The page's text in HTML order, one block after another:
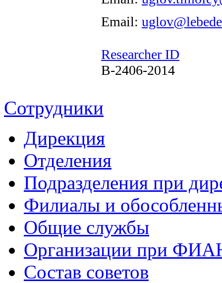
Email:
Researcher ID
B-2406-2014
Сотрудники
Дирекция
Отделения
Подразделения при
Филиалы и
Общие службы
Организации при
Состав советов